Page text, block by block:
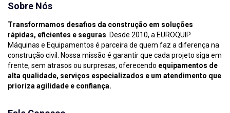
Sobre Nós
Transformamos desafios da construção em soluções
rápidas, eficientes e seguras. Desde 2010, a EUROQUIP
Máquinas e Equipamentos é parceira de quem faz a diferença na
construção civil. Nossa missão é garantir que cada projeto siga em
frente, sem atrasos ou surpresas, oferecendo equipamentos de
alta qualidade, serviços especializados e um atendimento que
prioriza agilidade e confiança.